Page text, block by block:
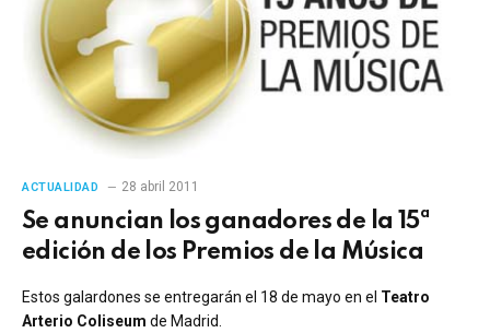
ACTUALIDAD 28 abril 2011
Se anuncian los ganadores de la 15ª
edición de los Premios de la Música
Estos galardones se entregarán el 18 de mayo en el Teatro
Arterio Coliseum de Madrid.